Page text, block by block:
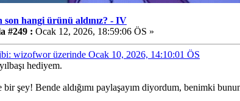
hangi ürünü aldınız? - IV
#249 : Ocak 12, 2026, 18:59:06 ÖS »
wizofwor üzerinde Ocak 10, 2026, 14:10:01 ÖS
hediyem.
bir şey! Bende aldığımı paylaşayım diyordum, benimki